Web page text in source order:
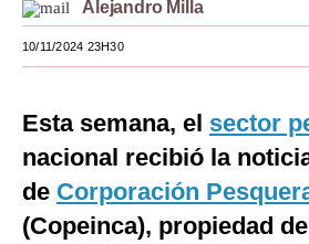
España
Internacional
Tecnología
Club del Suscriptor
Mix
Alejandro Milla
10/11/2024 23H30
Esta semana, el sector
nacional recibió la
de Corporación
(Copeinca), propiedad